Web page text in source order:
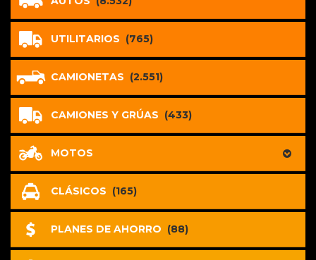
UTILITARIOS (765)
CAMIONETAS (2.551)
CAMIONES Y GRÚAS (433)
MOTOS
CLÁSICOS (165)
PLANES DE AHORRO (88)